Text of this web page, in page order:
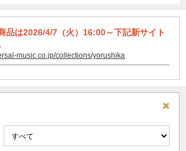
品は2026/4/7（火）16:00～下記新サイト
music.co.jp/collections/yorushika